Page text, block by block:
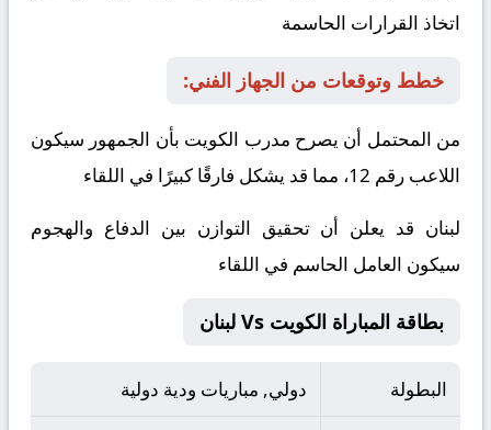
اتخاذ القرارات الحاسمة
خطط وتوقعات من الجهاز الفني:
من المحتمل أن يصرح مدرب الكويت بأن الجمهور سيكون
اللاعب رقم 12، مما قد يشكل فارقًا كبيرًا في اللقاء
لبنان قد يعلن أن تحقيق التوازن بين الدفاع والهجوم
سيكون العامل الحاسم في اللقاء
بطاقة المباراة الكويت Vs لبنان
البطولة دولي, مباريات ودية دولية